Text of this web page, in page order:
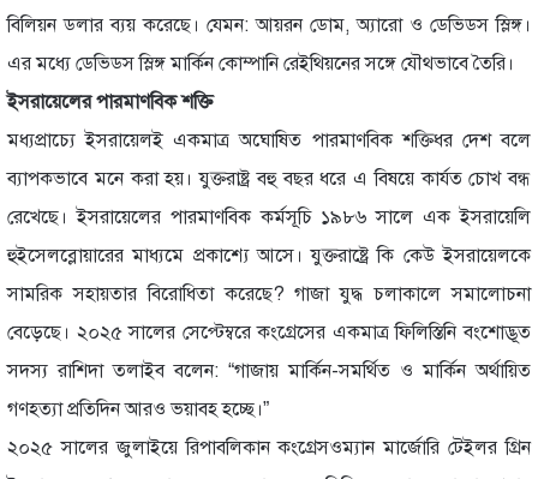
বিলিয়ন ডলার ব্যয় করেছে। যেমন: আয়রন ডোম, অ্যারো ও ডেভিডস স্লিঙ্গ।
এর মধ্যে ডেভিডস স্লিঙ্গ মার্কিন কোম্পানি রেইথিয়নের সঙ্গে যৌথভাবে তৈরি।
ইসরায়েলের পারমাণবিক শক্তি
মধ্যপ্রাচ্যে ইসরায়েলই একমাত্র অঘোষিত পারমাণবিক শক্তিধর দেশ বলে
ব্যাপকভাবে মনে করা হয়। যুক্তরাষ্ট্র বহু বছর ধরে এ বিষয়ে কার্যত চোখ বন্ধ
রেখেছে। ইসরায়েলের পারমাণবিক কর্মসূচি ১৯৮৬ সালে এক ইসরায়েলি
হুইসেলব্লোয়ারের মাধ্যমে প্রকাশ্যে আসে। যুক্তরাষ্ট্রে কি কেউ ইসরায়েলকে
সামরিক সহায়তার বিরোধিতা করেছে? গাজা যুদ্ধ চলাকালে সমালোচনা
বেড়েছে। ২০২৫ সালের সেপ্টেম্বরে কংগ্রেসের একমাত্র ফিলিস্তিনি বংশোদ্ভূত
সদস্য রাশিদা তলাইব বলেন: “গাজায় মার্কিন-সমর্থিত ও মার্কিন অর্থায়িত
গণহত্যা প্রতিদিন আরও ভয়াবহ হচ্ছে।”
২০২৫ সালের জুলাইয়ে রিপাবলিকান কংগ্রেসওম্যান মার্জোরি টেইলর গ্রিন